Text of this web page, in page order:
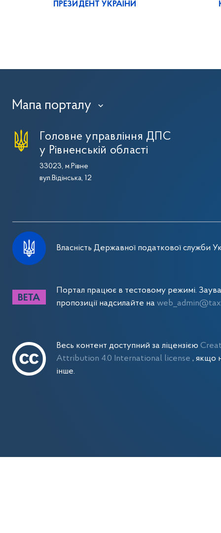
ПРЕЗИДЕНТ УКРАЇНИ
Мапа порталу ›
Головне управління ДПС
у Рівненській області
33023, м.Рівне
вул.Відінська, 12
Власність Державної податкової служби
Портал працює в тестовому режимі.
пропозиції надсилайте на
Весь контент доступний за ліцензією
Attribution 4.0 International license, якщо
інше.